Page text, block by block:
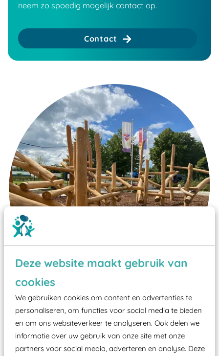
Deze website maakt gebruik van
cookies
We gebruiken cookies om content en advertenties te
personaliseren, om functies voor social media te bieden
en om ons websiteverkeer te analyseren. Ook delen we
informatie over uw gebruik van onze site met onze
partners voor social media, adverteren en analyse. Deze
neem zo spoedig mogelijk contact op.
Contact
Wist je dat:
Vanaf een valhoogte van 1,5 meter een speciale
valondergrond onder speeltoestellen verplicht is
zoals kunstgras, rubber tegels of boomschors?